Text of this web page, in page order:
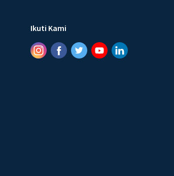
Ikuti Kami